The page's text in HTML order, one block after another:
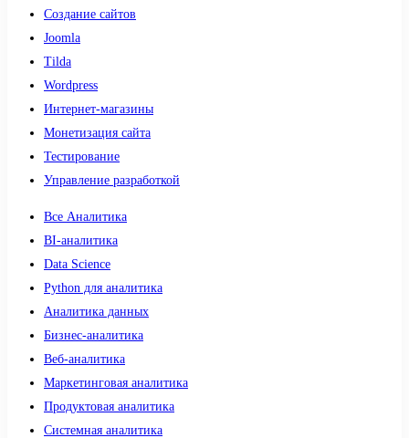
Создание сайтов
Joomla
Tilda
Wordpress
Интернет-магазины
Монетизация сайта
Тестирование
Управление разработкой
Все Аналитика
BI-аналитика
Data Science
Python для аналитика
Аналитика данных
Бизнес-аналитика
Веб-аналитика
Маркетинговая аналитика
Продуктовая аналитика
Системная аналитика